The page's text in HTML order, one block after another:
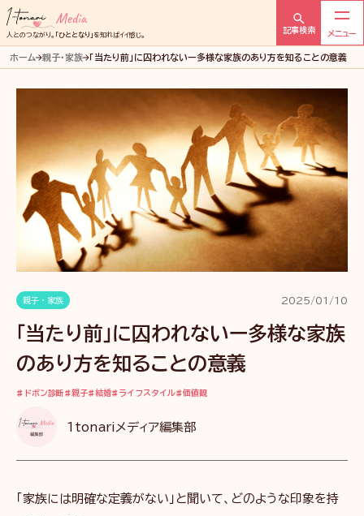
1tonari
メ
デ
ィ
人とのつながり。 「ひととなり」 を知ればイイ感じ。
記事検索 Menu
ホーム 親子・家族 「当たり前」に囚われないー多様な家族のあり方を知ることの意義
親子・家族 2025/01/10
「当たり前」に囚われないー多様な家族
のあり方を知ることの意義
ドボン診断 親子 結婚 ライフスタイル 価値観
1tonariメディア編集部
「家族には明確な定義がない」と聞いて、どのような印象を持